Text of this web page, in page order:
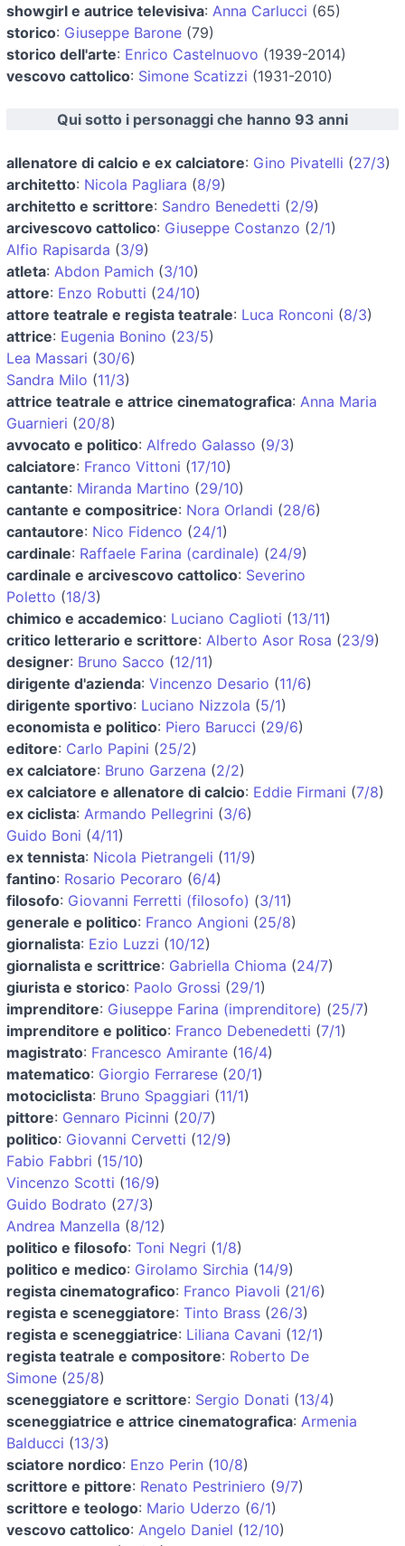
showgirl e autrice televisiva: Anna Carlucci (65)
storico: Giuseppe Barone (79)
storico dell'arte: Enrico Castelnuovo (1939-2014)
vescovo cattolico: Simone Scatizzi (1931-2010)
Qui sotto i personaggi che hanno 93 anni
allenatore di calcio e ex calciatore: Gino Pivatelli (27/3)
architetto: Nicola Pagliara (8/9)
architetto e scrittore: Sandro Benedetti (2/9)
arcivescovo cattolico: Giuseppe Costanzo (2/1)
Alfio Rapisarda (3/9)
atleta: Abdon Pamich (3/10)
attore: Enzo Robutti (24/10)
attore teatrale e regista teatrale: Luca Ronconi (8/3)
attrice: Eugenia Bonino (23/5)
Lea Massari (30/6)
Sandra Milo (11/3)
attrice teatrale e attrice cinematografica: Anna Maria
Guarnieri (20/8)
avvocato e politico: Alfredo Galasso (9/3)
calciatore: Franco Vittoni (17/10)
cantante: Miranda Martino (29/10)
cantante e compositrice: Nora Orlandi (28/6)
cantautore: Nico Fidenco (24/1)
cardinale: Raffaele Farina (cardinale) (24/9)
cardinale e arcivescovo cattolico: Severino
Poletto (18/3)
chimico e accademico: Luciano Caglioti (13/11)
critico letterario e scrittore: Alberto Asor Rosa (23/9)
designer: Bruno Sacco (12/11)
dirigente d'azienda: Vincenzo Desario (11/6)
dirigente sportivo: Luciano Nizzola (5/1)
economista e politico: Piero Barucci (29/6)
editore: Carlo Papini (25/2)
ex calciatore: Bruno Garzena (2/2)
ex calciatore e allenatore di calcio: Eddie Firmani (7/8)
ex ciclista: Armando Pellegrini (3/6)
Guido Boni (4/11)
ex tennista: Nicola Pietrangeli (11/9)
fantino: Rosario Pecoraro (6/4)
filosofo: Giovanni Ferretti (filosofo) (3/11)
generale e politico: Franco Angioni (25/8)
giornalista: Ezio Luzzi (10/12)
giornalista e scrittrice: Gabriella Chioma (24/7)
giurista e storico: Paolo Grossi (29/1)
imprenditore: Giuseppe Farina (imprenditore) (25/7)
imprenditore e politico: Franco Debenedetti (7/1)
magistrato: Francesco Amirante (16/4)
matematico: Giorgio Ferrarese (20/1)
motociclista: Bruno Spaggiari (11/1)
pittore: Gennaro Picinni (20/7)
politico: Giovanni Cervetti (12/9)
Fabio Fabbri (15/10)
Vincenzo Scotti (16/9)
Guido Bodrato (27/3)
Andrea Manzella (8/12)
politico e filosofo: Toni Negri (1/8)
politico e medico: Girolamo Sirchia (14/9)
regista cinematografico: Franco Piavoli (21/6)
regista e sceneggiatore: Tinto Brass (26/3)
regista e sceneggiatrice: Liliana Cavani (12/1)
regista teatrale e compositore: Roberto De
Simone (25/8)
sceneggiatore e scrittore: Sergio Donati (13/4)
sceneggiatrice e attrice cinematografica: Armenia
Balducci (13/3)
sciatore nordico: Enzo Perin (10/8)
scrittore e pittore: Renato Pestriniero (9/7)
scrittore e teologo: Mario Uderzo (6/1)
vescovo cattolico: Angelo Daniel (12/10)